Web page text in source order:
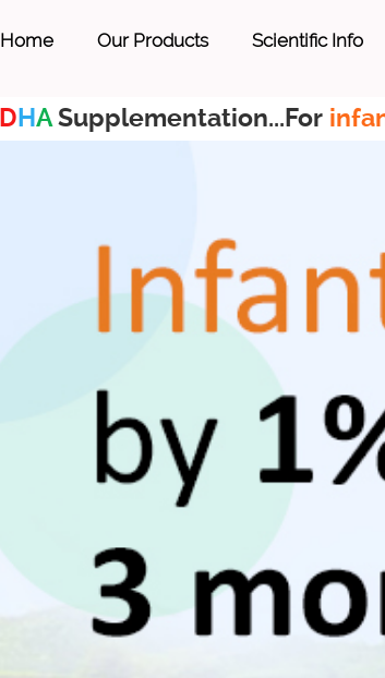
Home Our Products Scientific Info
DHASupplementation...For